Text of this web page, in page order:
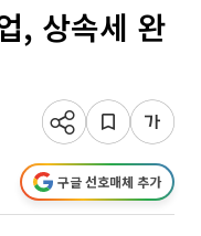
, 상속세 완
구글 선호매체 추가